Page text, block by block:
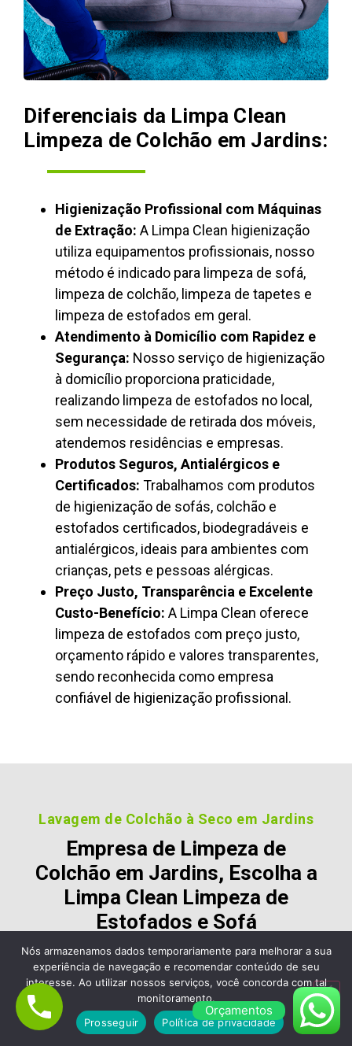
Diferenciais da Limpa Clean
Limpeza de Colchão em Jardins:
Higienização Profissional com Máquinas
de Extração: A Limpa Clean higienização
utiliza equipamentos profissionais, nosso
método é indicado para limpeza de sofá,
limpeza de colchão, limpeza de tapetes e
limpeza de estofados em geral.
Atendimento à Domicílio com Rapidez e
Segurança: Nosso serviço de higienização
à domicílio proporciona praticidade,
realizando limpeza de estofados no local,
sem necessidade de retirada dos móveis,
atendemos residências e empresas.
Produtos Seguros, Antialérgicos e
Certificados: Trabalhamos com produtos
de higienização de sofás, colchão e
estofados certificados, biodegradáveis e
antialérgicos, ideais para ambientes com
crianças, pets e pessoas alérgicas.
Preço Justo, Transparência e Excelente
Custo-Benefício: A Limpa Clean oferece
limpeza de estofados com preço justo,
orçamento rápido e valores transparentes,
sendo reconhecida como empresa
confiável de higienização profissional.
Lavagem de Colchão à Seco em Jardins
Empresa de Limpeza de
Colchão em Jardins, Escolha a
Limpa Clean Limpeza de
Estofados e Sofá
Nossos clientes são fiéis pois gostara dos nossos
serviços e nos recomendam, veja alguns desses
comentários:
Orçamentos
Nós armazenamos dados temporariamente para melhorar a sua
experiência de navegação e recomendar conteúdo de seu
interesse. Ao utilizar nossos serviços, você concorda com tal
monitoramento.
Prosseguir
Política de privacidade